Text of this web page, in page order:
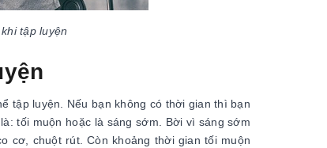
tập luyện
tập luyện. Nếu bạn không có thời gian thì bạn
tối muộn hoặc là sáng sớm. Bời vì sáng sớm
cơ, chuột rút. Còn khoảng thời gian tối muộn